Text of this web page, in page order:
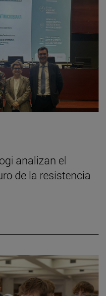
analizan el
de la resistencia